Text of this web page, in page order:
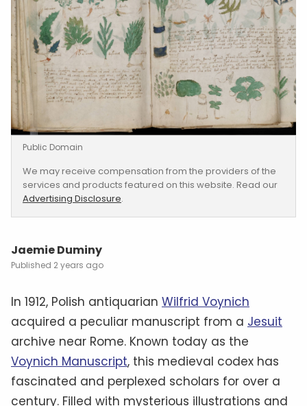
Public Domain
We may receive compensation from the providers of the
services and products featured on this website. Read our
Advertising Disclosure.
Jaemie Duminy
2 years ago
In 1912, Polish antiquarian Wilfrid Voynich
acquired a peculiar manuscript from a Jesuit
archive near Rome. Known today as the
Voynich Manuscript, this medieval codex has
fascinated and perplexed scholars for over a
century. Filled with mysterious illustrations and